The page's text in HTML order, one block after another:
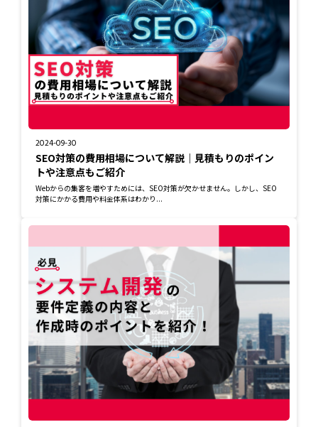
2024-09-30
SEO対策の費用相場について解説｜見積もりのポイン
トや注意点もご紹介
Webからの集客を増やすためには、SEO対策が欠かせません。しかし、SEO
対策にかかる費用や料金体系はわかり...